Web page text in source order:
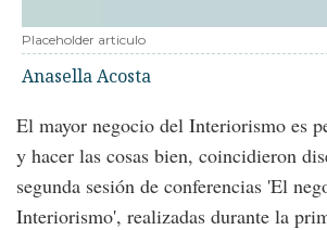
Placeholder articulo
Anasella Acosta
El mayor negocio del Interiorismo es
y hacer las cosas bien, coincidieron
segunda sesión de conferencias 'El
Interiorismo', realizadas durante la